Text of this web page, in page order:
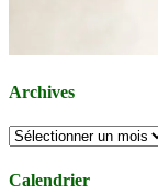
Archives
Archives
Calendrier